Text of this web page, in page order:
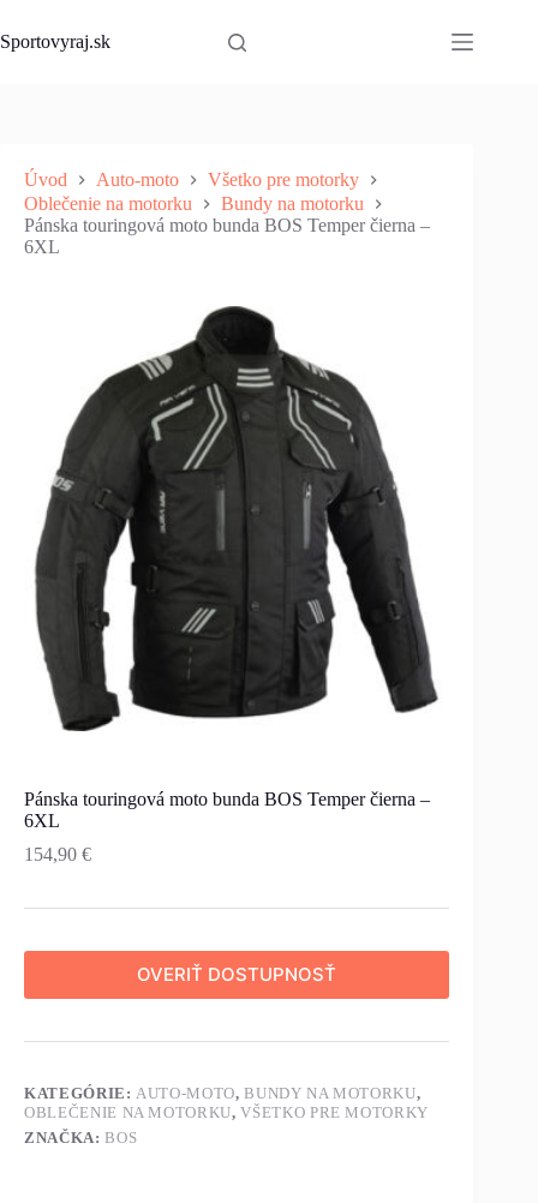
to
content
Sportovyraj.sk
Úvod Auto-moto
Všetko pre motorky
Oblečenie na motorku
Bundy na motorku
Pánska touringová moto bunda BOS Temper čierna –
6XL
Pánska touringová moto bunda BOS Temper čierna –
6XL
154,90 €
OVERIŤ DOSTUPNOSŤ
KATEGÓRIE: AUTO-MOTO,BUNDY NA MOTORKU,
OBLEČENIE NA MOTORKU,VŠETKO PRE MOTORKY
ZNAČKA:BOS